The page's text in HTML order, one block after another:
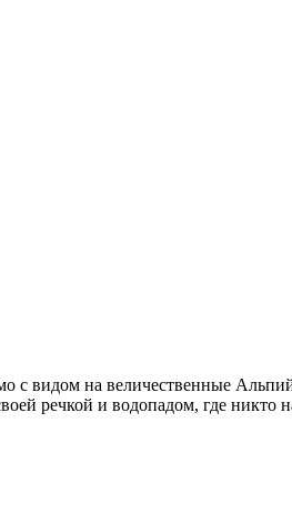
с видом на величественные
речкой и водопадом, где никто